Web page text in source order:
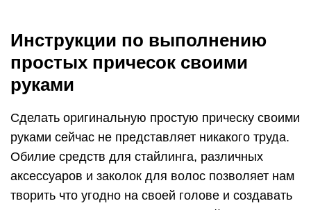
Инструкции по выполнению
простых причесок своими
руками
Сделать оригинальную простую прическу своими
руками сейчас не представляет никакого труда.
Обилие средств для стайлинга, различных
аксессуаров и заколок для волос позволяет нам
творить что угодно на своей голове и создавать